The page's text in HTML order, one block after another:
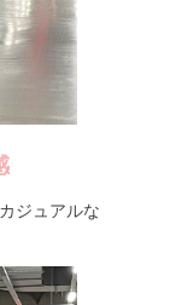
ジュアルな